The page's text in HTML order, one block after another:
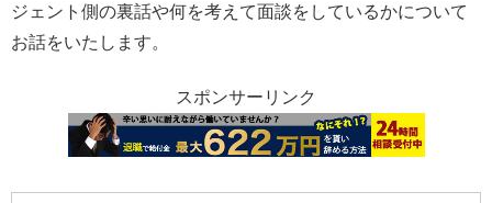
ジェント側の裏話や何を考えて面談をしているかについて
お話をいたします。
スポンサーリンク